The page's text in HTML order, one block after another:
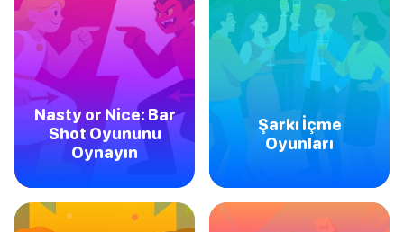
Nasty or Nice: Bar
Shot Oyununu
Oynayın
Şarkı İçme
Oyunları